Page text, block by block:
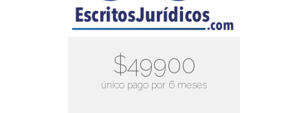
$49900
único pago por 6 meses